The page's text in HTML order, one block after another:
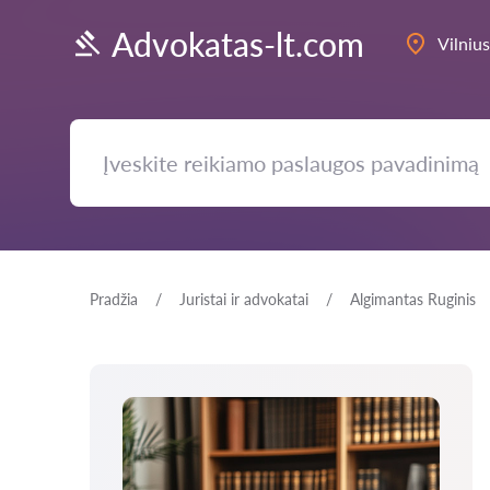
Advokatas-lt.com Vilnius
Pradžia Juristai ir advokatai Algimantas Ruginis